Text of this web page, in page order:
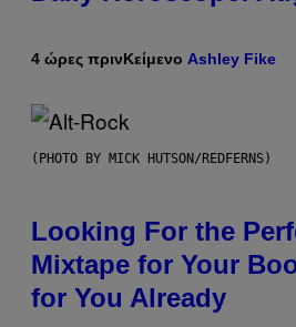
4 ώρες πρινΚείμενο Ashley Fike
(PHOTO BY MICK HUTSON/REDFERNS)
Looking For the
Mixtape for Your
for You Already